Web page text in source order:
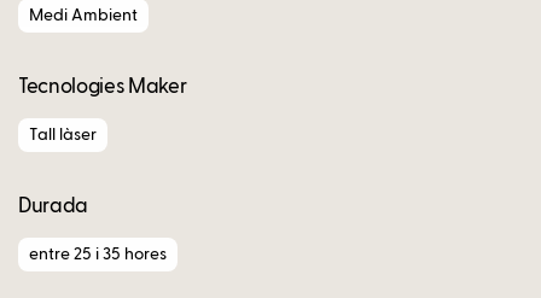
Medi Ambient
Tecnologies Maker
Tall làser
Durada
entre 25 i 35 hores